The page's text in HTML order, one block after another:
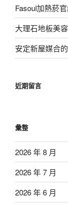
Fasoul加熱菸
大理石地板美
安定新屋媒合
近期留言
彙整
2026 年 8 月
2026 年 7 月
2026 年 6 月